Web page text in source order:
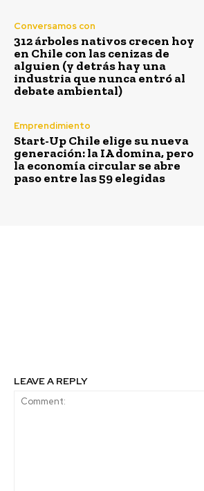
Conversamos con
312 árboles nativos crecen hoy
en Chile con las cenizas de
alguien (y detrás hay una
industria que nunca entró al
debate ambiental)
Emprendimiento
Start-Up Chile elige su nueva
generación: la IA domina, pero
la economía circular se abre
paso entre las 59 elegidas
LEAVE A REPLY